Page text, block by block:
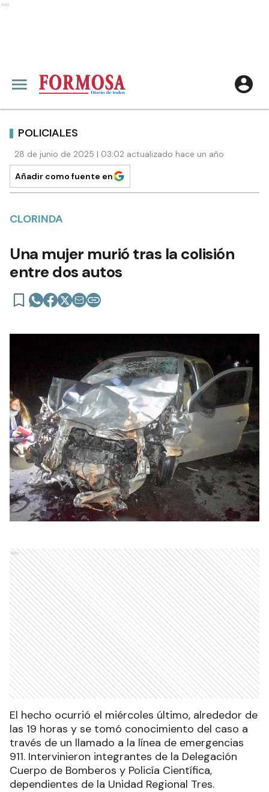
Ads
POLICIALES
28 de junio de 2025 | 03:02 actualizado hace un año
Añadir como fuente en
CLORINDA
Una mujer murió tras la colisión
entre dos autos
Ads
El hecho ocurrió el miércoles último, alrededor de
las 19 horas y se tomó conocimiento del caso a
través de un llamado a la línea de emergencias
911. Intervinieron integrantes de la Delegación
Cuerpo de Bomberos y Policía Científica,
dependientes de la Unidad Regional Tres.